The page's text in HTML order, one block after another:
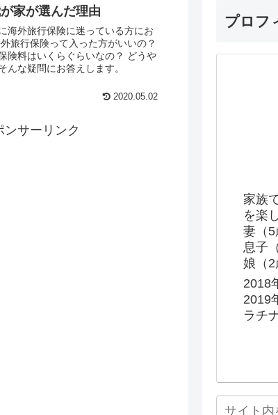
家が選んだ理由
海外旅行保険に迷っている方にお
旅行保険って入った方がいいの？
険料はいくらぐらいなの？ どうや
んな疑問にお答えします。
2020.05.02
ンサーリンク
プロフ
家族
を楽
妻（5
息子
娘（
2018
2019
ラチ